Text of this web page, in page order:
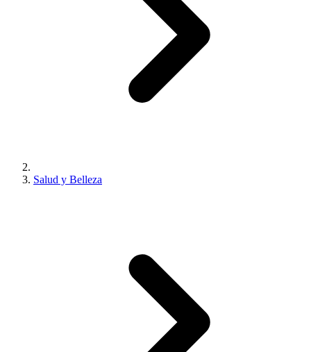
Salud y Belleza